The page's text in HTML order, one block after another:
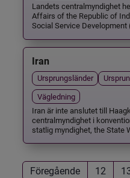
Landets centralmyndighet
Affairs of the Republic of
Social Service Development
Iran
Ursprungsländer
Vägledning
Iran är inte anslutet till
centralmyndighet i
statlig myndighet, the State
Föregående 12